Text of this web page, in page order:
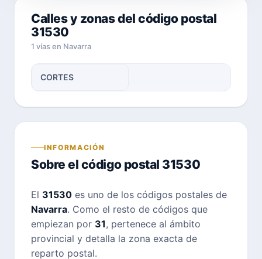
Calles y zonas del código postal
31530
1 vías en Navarra
CORTES
INFORMACIÓN
Sobre el código postal 31530
El 31530 es uno de los códigos postales de
Navarra. Como el resto de códigos que
empiezan por 31, pertenece al ámbito
provincial y detalla la zona exacta de
reparto postal.